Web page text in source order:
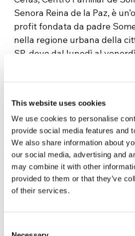
This website uses cookies
We use cookies to personalise
provide social media features and
We also share information about
our social media, advertising and
may combine it with other
provided to them or that they’ve
of their services.
Senora Reina de la Paz, è
profit fondata da padre
nella regione urbana della
SP, dove dal lunedì al
bambini di età compresa tra
Web
http://www.anspaz.net/site/
Email
contato@anspaz.net